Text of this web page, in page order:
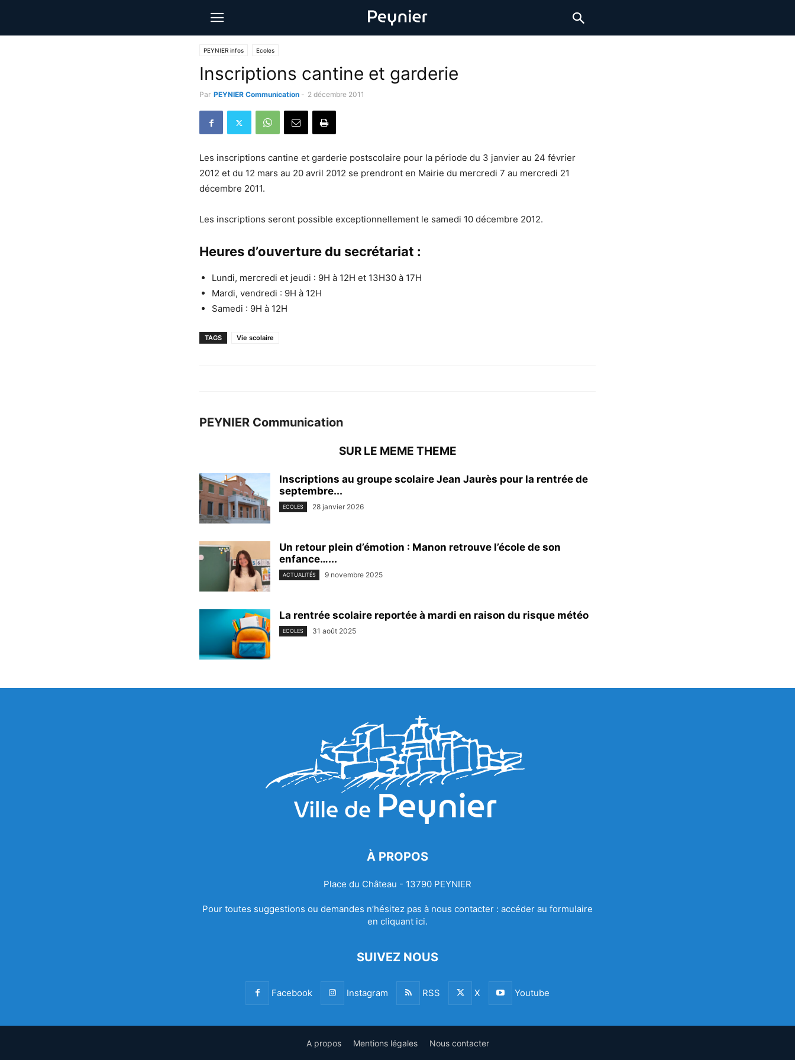
PEYNIER infos Ecoles
Inscriptions cantine et garderie
Par PEYNIER Communication - 2 décembre 2011
Les inscriptions cantine et garderie postscolaire pour la période du 3 janvier au 24 février
2012 et du 12 mars au 20 avril 2012 se prendront en Mairie du mercredi 7 au mercredi 21
décembre 2011.
Les inscriptions seront possible exceptionnellement le samedi 10 décembre 2012.
Heures d’ouverture du secrétariat :
Lundi, mercredi et jeudi : 9H à 12H et 13H30 à 17H
Mardi, vendredi : 9H à 12H
Samedi : 9H à 12H
TAGS Vie scolaire
PEYNIER Communication
SUR LE MEME THEME
Inscriptions au groupe scolaire Jean Jaurès pour la rentrée de
septembre...
ECOLES 28 janvier 2026
Un retour plein d’émotion : Manon retrouve l’école de son
enfance…...
ACTUALITÉS 9 novembre 2025
La rentrée scolaire reportée à mardi en raison du risque météo
ECOLES 31 août 2025
À PROPOS
Place du Château - 13790 PEYNIER
Pour toutes suggestions ou demandes n’hésitez pas à nous contacter : accéder au formulaire
en cliquant ici.
SUIVEZ NOUS
Facebook Instagram RSS X Youtube
A propos Mentions légales Nous contacter